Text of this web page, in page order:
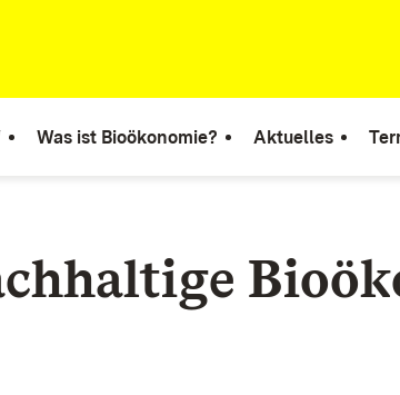
Was ist Bioökonomie? Aktuelles